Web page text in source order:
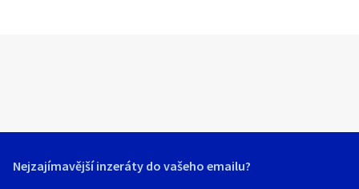
Nejzajímavější inzeráty do vašeho emailu?